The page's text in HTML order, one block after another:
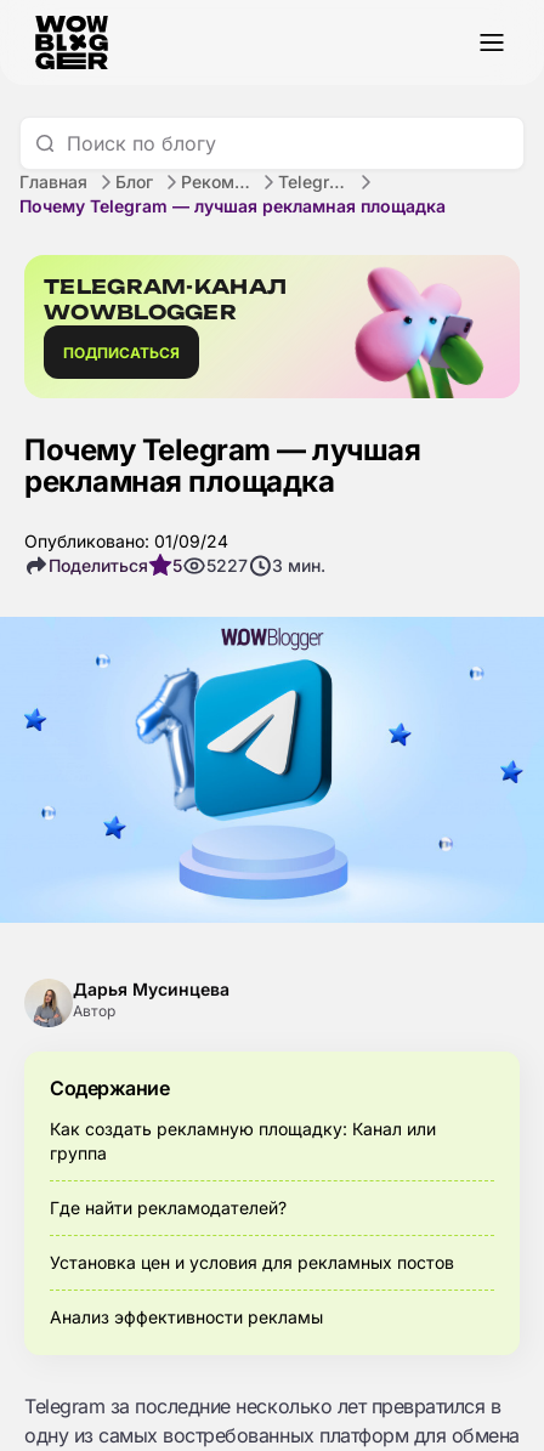
Главная Блог Рекомендации
Telegram
Почему Telegram — лучшая рекламная площадка
TELEGRAM-КАНАЛ
WOWBLOGGER
ПОДПИСАТЬСЯ
Почему Telegram — лучшая
рекламная площадка
Опубликовано: 01/09/24
Поделиться
5 5227 3 мин.
Дарья Мусинцева
Автор
Содержание
Как создать рекламную площадку: Канал или
группа
Где найти рекламодателей?
Установка цен и условия для рекламных постов
Анализ эффективности рекламы
Telegram за последние несколько лет превратился в
одну из самых востребованных платформ для обмена